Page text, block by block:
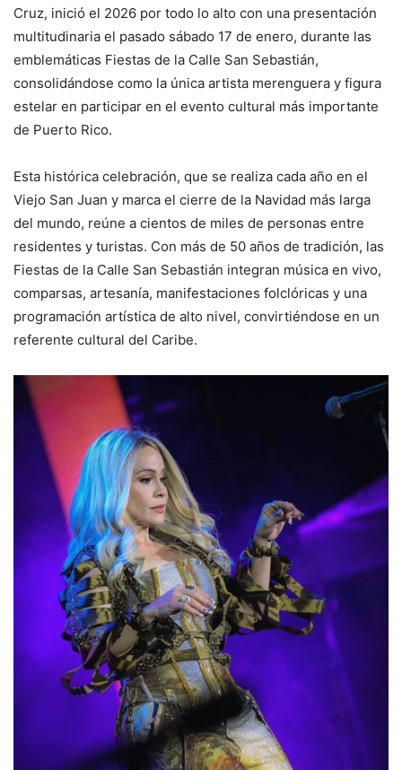
Cruz, inició el 2026 por todo lo alto con una presentación
multitudinaria el pasado sábado 17 de enero, durante las
emblemáticas Fiestas de la Calle San Sebastián,
consolidándose como la única artista merenguera y figura
estelar en participar en el evento cultural más importante
de Puerto Rico.
Esta histórica celebración, que se realiza cada año en el
Viejo San Juan y marca el cierre de la Navidad más larga
del mundo, reúne a cientos de miles de personas entre
residentes y turistas. Con más de 50 años de tradición, las
Fiestas de la Calle San Sebastián integran música en vivo,
comparsas, artesanía, manifestaciones folclóricas y una
programación artística de alto nivel, convirtiéndose en un
referente cultural del Caribe.